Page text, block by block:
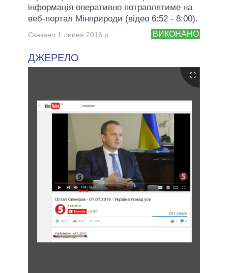
інформація оперативно потраплятиме на
веб-портал Мінприроди (відео 6:52 - 8:00).
ВИКОНАНО
Сказано 1 липня 2016 р.
ДЖЕРЕЛО